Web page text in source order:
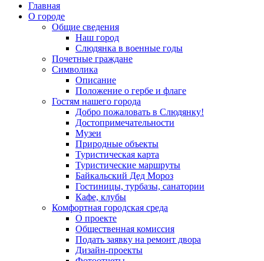
Главная
О городе
Общие сведения
Наш город
Слюдянка в военные годы
Почетные граждане
Символика
Описание
Положение о гербе и флаге
Гостям нашего города
Добро пожаловать в Слюдянку!
Достопримечательности
Музеи
Природные объекты
Туристическая карта
Туристические маршруты
Байкальский Дед Мороз
Гостиницы, турбазы, санатории
Кафе, клубы
Комфортная городская среда
О проекте
Общественная комиссия
Подать заявку на ремонт двора
Дизайн-проекты